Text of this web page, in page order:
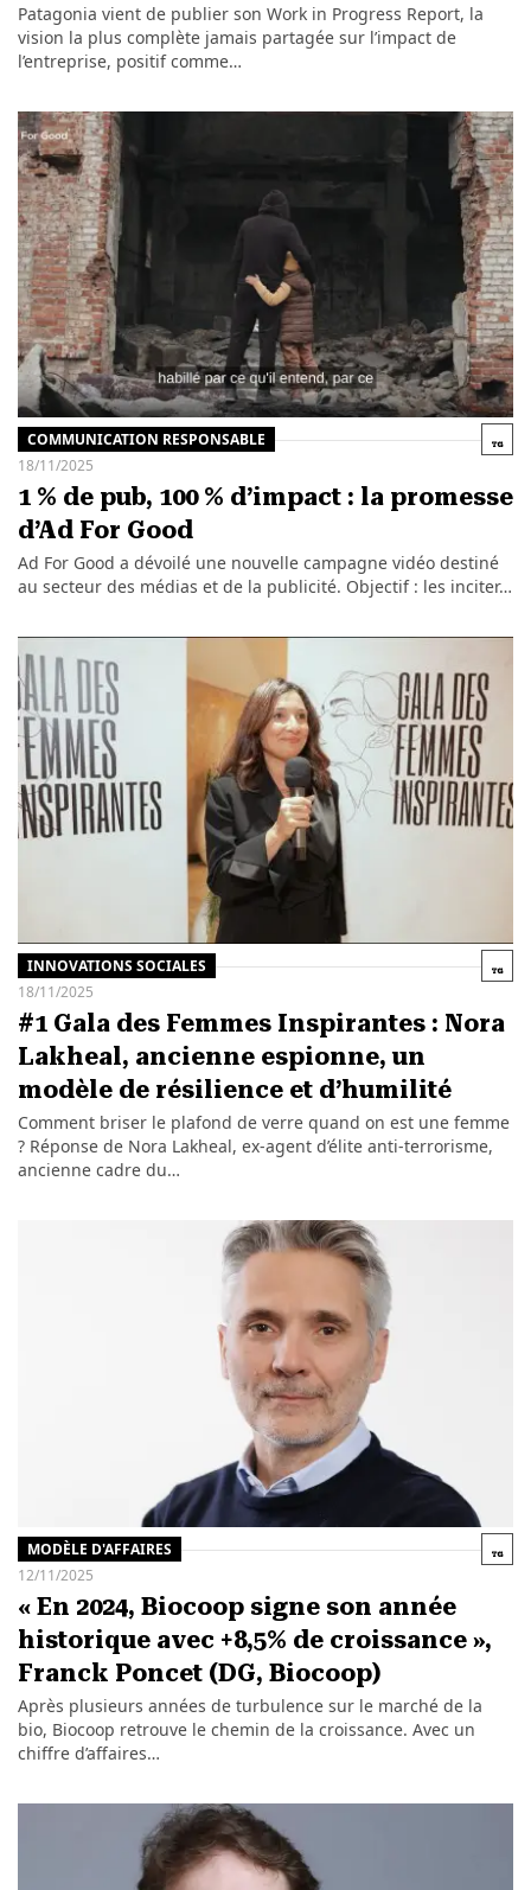
Patagonia vient de publier son Work in Progress Report, la
vision la plus complète jamais partagée sur l’impact de
l’entreprise, positif comme…
COMMUNICATION RESPONSABLE
18/11/2025
1 % de pub, 100 % d’impact : la promesse
d’Ad For Good
Ad For Good a dévoilé une nouvelle campagne vidéo destiné
au secteur des médias et de la publicité. Objectif : les inciter…
INNOVATIONS SOCIALES
18/11/2025
#1 Gala des Femmes Inspirantes : Nora
Lakheal, ancienne espionne, un
modèle de résilience et d’humilité
Comment briser le plafond de verre quand on est une femme
? Réponse de Nora Lakheal, ex-agent d’élite anti-terrorisme,
ancienne cadre du…
MODÈLE D'AFFAIRES
12/11/2025
« En 2024, Biocoop signe son année
historique avec +8,5% de croissance »,
Franck Poncet (DG, Biocoop)
Après plusieurs années de turbulence sur le marché de la
bio, Biocoop retrouve le chemin de la croissance. Avec un
chiffre d’affaires…